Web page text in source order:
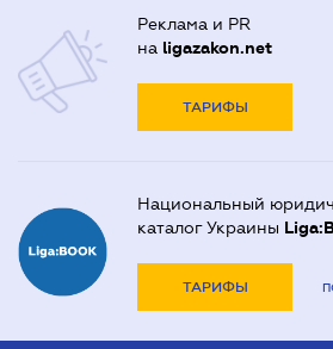
Реклама и PR
на ligazakon.net
ТАРИФЫ
Национальный
каталог Украины
ТАРИФЫ